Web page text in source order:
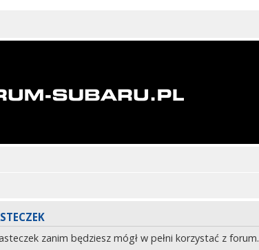
zanim będziesz mógł w pełni korzystać z forum.